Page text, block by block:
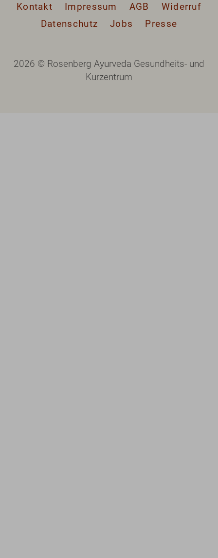
Kontakt Impressum AGB
Widerruf
Datenschutz
Jobs Presse
2026 © Rosenberg Ayurveda Gesundheits- und
Kurzentrum